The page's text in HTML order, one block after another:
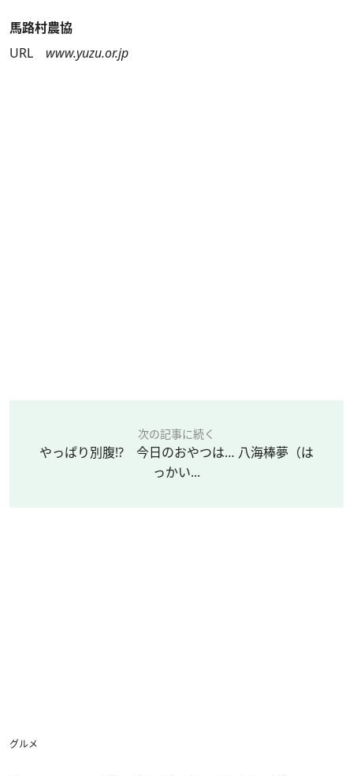
馬路村農協
URL www.yuzu.or.jp
次の記事に続く
やっぱり別腹!? 今日のおやつは… 八海棒夢（は
っかい...
グルメ